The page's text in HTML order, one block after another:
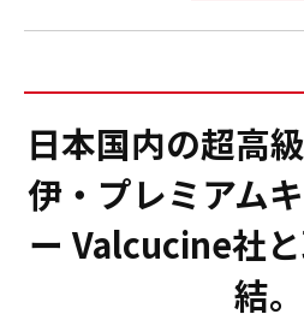
日本国内の超高
伊・プレミアム
ー Valcucine社
結。